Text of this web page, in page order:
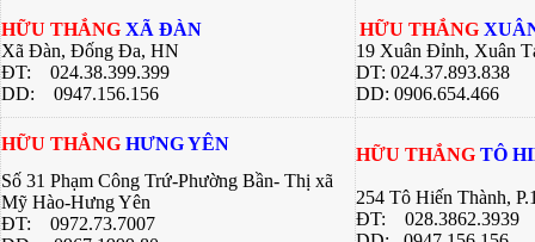
Âu đó là
về 2 dòng
bạn có sự
bếp của gia
HỮU THẮNG XÃ ĐÀN
Xã Đàn, Đống Đa, HN
ĐT: 024.38.399.399
DD: 0947.156.156
HỮU THẮNG
19 Xuân Đỉnh, Xuân
DT: 024.37.893.838
DD: 0906.654.466
HỮU THẮNG HƯNG YÊN
Số 31 Phạm Công Trứ-Phường Bần- Thị xã
Mỹ Hào-Hưng Yên
ĐT: 0972.73.7007
HỮU THẮNG TÔ
254 Tô Hiến Thành,
ĐT:
028.3862.3939